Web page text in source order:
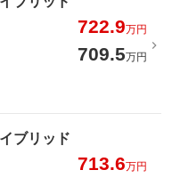
722.9万円
709.5万円
ブリッド
713.6万円